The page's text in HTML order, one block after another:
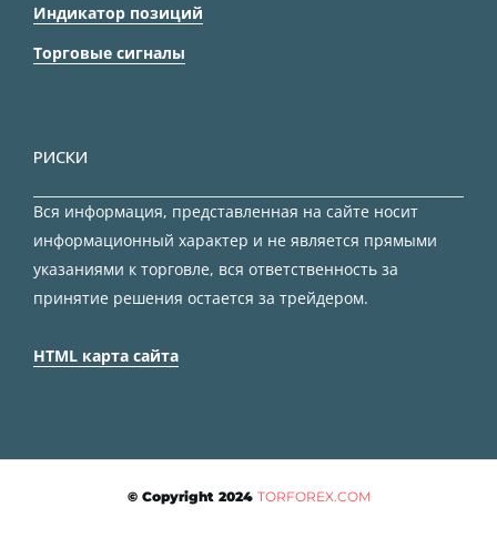
Индикатор позиций
Торговые сигналы
РИСКИ
Вся информация, представленная на сайте носит
информационный характер и не является прямыми
указаниями к торговле, вся ответственность за
принятие решения остается за трейдером.
HTML карта сайта
© Copyright 2024 TORFOREX.COM